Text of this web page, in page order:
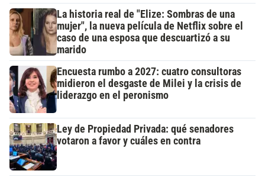
La historia real de "Elize: Sombras de una
mujer", la nueva película de Netflix sobre el
caso de una esposa que descuartizó a su
marido
Encuesta rumbo a 2027: cuatro consultoras
midieron el desgaste de Milei y la crisis de
liderazgo en el peronismo
Ley de Propiedad Privada: qué senadores
votaron a favor y cuáles en contra